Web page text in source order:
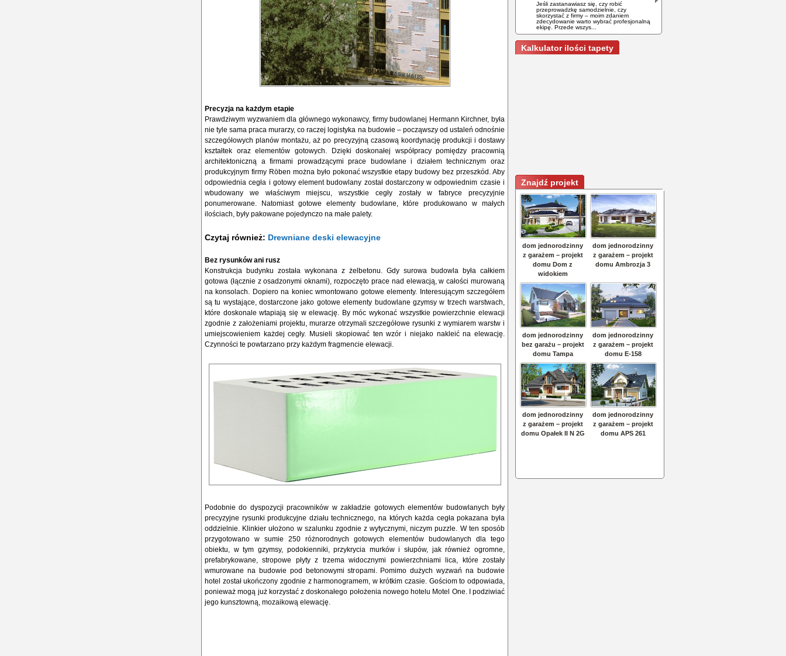
Precyzja na każdym etapie
Prawdziwym wyzwaniem dla głównego wykonawcy, firmy budowlanej Hermann Kirchner, była
nie tyle sama praca murarzy, co raczej logistyka na budowie – począwszy od ustaleń odnośnie
szczegółowych planów montażu, aż po precyzyjną czasową koordynację produkcji i dostawy
kształtek oraz elementów gotowych. Dzięki doskonałej współpracy pomiędzy pracownią
architektoniczną a firmami prowadzącymi prace budowlane i działem technicznym oraz
produkcyjnym firmy Röben można było pokonać wszystkie etapy budowy bez przeszkód. Aby
odpowiednia cegła i gotowy element budowlany został dostarczony w odpowiednim czasie i
wbudowany we właściwym miejscu, wszystkie cegły zostały w fabryce precyzyjnie
ponumerowane. Natomiast gotowe elementy budowlane, które produkowano w małych
ilościach, były pakowane pojedynczo na małe palety.
Czytaj również: Drewniane deski elewacyjne
Bez rysunków ani rusz
Konstrukcja budynku została wykonana z żelbetonu. Gdy surowa budowla była całkiem
gotowa (łącznie z osadzonymi oknami), rozpoczęto prace nad elewacją, w całości murowaną
na konsolach. Dopiero na koniec wmontowano gotowe elementy. Interesującym szczegółem
są tu wystające, dostarczone jako gotowe elementy budowlane gzymsy w trzech warstwach,
które doskonale wtapiają się w elewację. By móc wykonać wszystkie powierzchnie elewacji
zgodnie z założeniami projektu, murarze otrzymali szczegółowe rysunki z wymiarem warstw i
umiejscowieniem każdej cegły. Musieli skopiować ten wzór i niejako nakleić na elewację.
Czynności te powtarzano przy każdym fragmencie elewacji.
Podobnie do dyspozycji pracowników w zakładzie gotowych elementów budowlanych były
precyzyjne rysunki produkcyjne działu technicznego, na których każda cegła pokazana była
oddzielnie. Klinkier ułożono w szalunku zgodnie z wytycznymi, niczym puzzle. W ten sposób
przygotowano w sumie 250 różnorodnych gotowych elementów budowlanych dla tego
obiektu, w tym gzymsy, podokienniki, przykrycia murków i słupów, jak również ogromne,
prefabrykowane, stropowe płyty z trzema widocznymi powierzchniami lica, które zostały
wmurowane na budowie pod betonowymi stropami. Pomimo dużych wyzwań na budowie
hotel został ukończony zgodnie z harmonogramem, w krótkim czasie. Gościom to odpowiada,
ponieważ mogą już korzystać z doskonałego położenia nowego hotelu Motel One. I podziwiać
jego kunsztowną, mozaikową elewację.
Jeśli zastanawiasz się, czy robić
przeprowadzkę samodzielnie, czy
skorzystać z firmy – moim zdaniem
zdecydowanie warto wybrać profesjonalną
ekipę. Przede wszys...
Kalkulator ilości tapety
Znajdź projekt